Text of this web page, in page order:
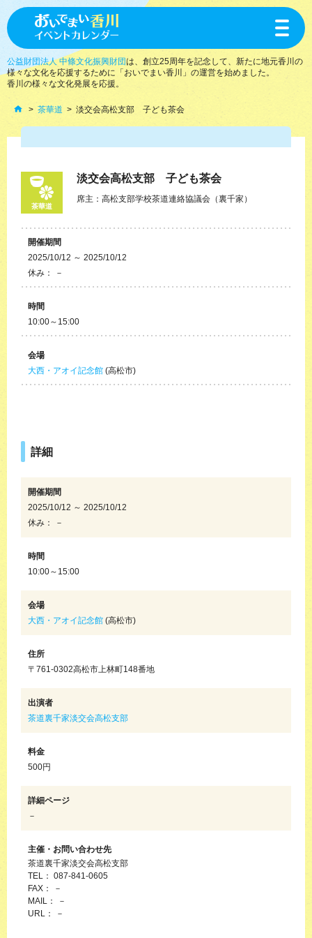
toggle
公益財団法人 中條文化振興財団は、創立25周年を記念して、新たに地元香川の
様々な文化を応援するために「おいでまい香川」の運営を始めました。
香川の様々な文化発展を応援。
茶華道 淡交会高松支部 子ども茶会
茶華道
淡交会高松支部 子ども茶会
席主：高松支部学校茶道連絡協議会（裏千家）
開催期間
2025/10/12 ～ 2025/10/12
休み： －
時間
10:00～15:00
会場
大西・アオイ記念館 (高松市)
詳細
開催期間
2025/10/12 ～ 2025/10/12
休み： －
時間
10:00～15:00
会場
大西・アオイ記念館 (高松市)
住所
〒761-0302高松市上林町148番地
出演者
茶道裏千家淡交会高松支部
料金
500円
詳細ページ
－
主催・お問い合わせ先
茶道裏千家淡交会高松支部
TEL： 087-841-0605
FAX： －
MAIL： －
URL： －